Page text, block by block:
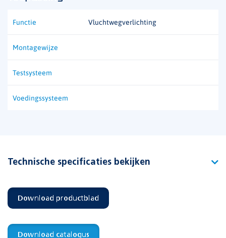
Functie Vluchtwegverlichting
Montagewijze
Testsysteem
Voedingssysteem
Technische specificaties bekijken
Artikelnummer 104757
EAN-code 8715774000324
Download productblad
Download catalogus